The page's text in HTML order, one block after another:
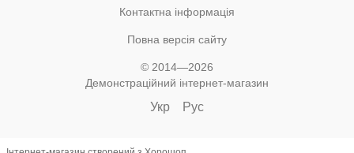
Контактна інформація
Повна версія сайту
© 2014—2026
Демонстраційний інтернет-магазин
Укр Рус